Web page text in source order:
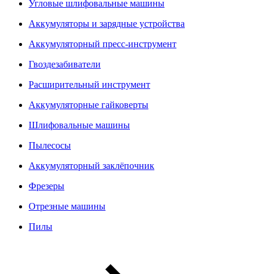
Угловые шлифовальные машины
Аккумуляторы и зарядные устройства
Аккумуляторный пресс-инструмент
Гвоздезабиватели
Расширительный инструмент
Аккумуляторные гайковерты
Шлифовальные машины
Пылесосы
Аккумуляторный заклёпочник
Фрезеры
Отрезные машины
Пилы